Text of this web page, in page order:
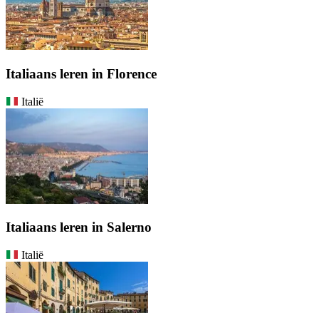
Italiaans leren in Florence
Italië
Italiaans leren in Salerno
Italië